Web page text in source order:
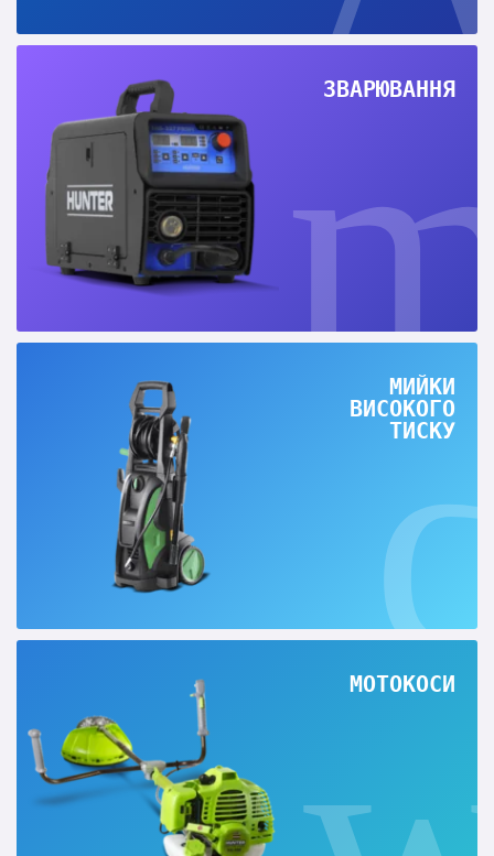
ЗВАРЮВАННЯ
МИЙКИ
ВИСОКОГО
ТИСКУ
МОТОКОСИ